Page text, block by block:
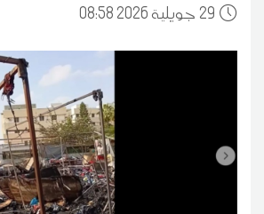
29 08:58 2026 جويلية